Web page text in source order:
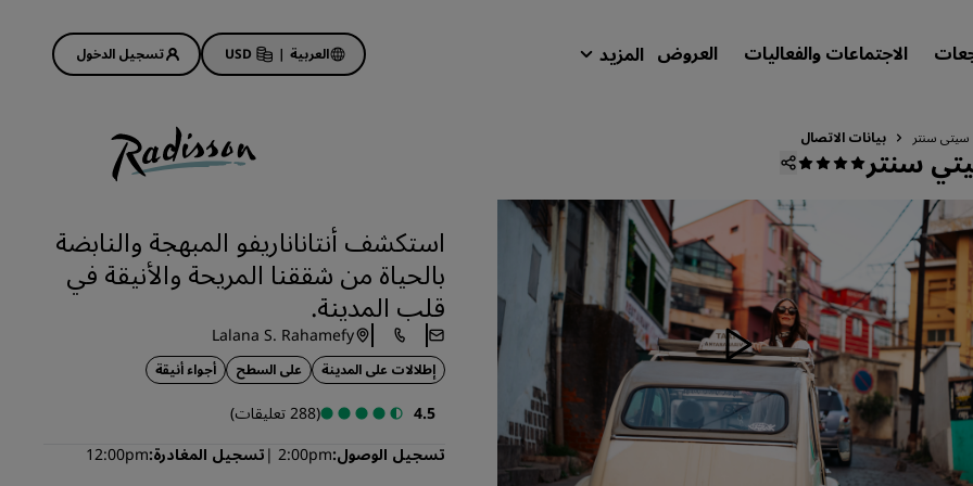
الاجتماعات والفعاليات العروض المزيد العربية |
USD تسجيل الدخول
الوجهات
المنتجعات
شقق فندقية مجهزة
فنادق قريبة من المطار
الفنادق الجديدة والمرتقب افتتاحها قريبًا
الاجتماعات والفعاليات
استكشف برنامج Radisson Meetings
عروض الفنادق
ابدأ الآن لربح الكثير
Deals of the Day
احجز مقدمًا
اطلع على الباقات المتاحة لدينا
أفكار السفر
فنادق مناسبة للعائلات
سيتي سنتر بيانات الاتصال
سنتر
استكشف أنتاناناريفو المبهجة والنابضة
بالحياة من شققنا المريحة والأنيقة في
قلب المدينة.
Lalana S. Rahamefy
إطلالات على المدينة على السطح أجواء أنيقة
4.5
(288 تعليقات)
تسجيل الوصول 2:00pm تسجيل المغادرة 12:00pm